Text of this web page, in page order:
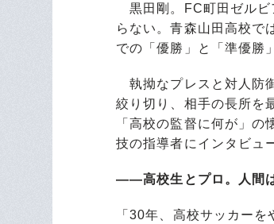
黒田剛。FC町田ゼルビ
らない。青森山田高校で
での「優勝」と「準優勝
執拗なプレスと対人防
絞り切り、相手の長所を
「高校の監督に何が」
技の指導者にインタビュ
――高校生とプロ。人間
「30年、高校サッカー